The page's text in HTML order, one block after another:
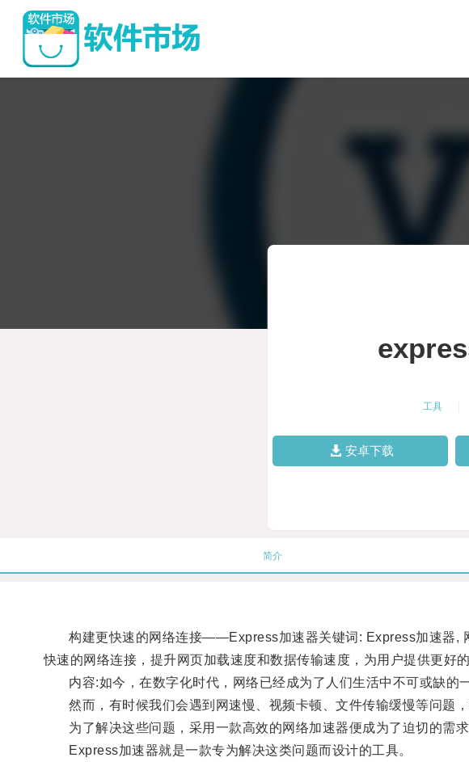
工具
安卓下载
简介
构建更快速的网络连接——Express加速器关键词: Express加速器,
快速的网络连接，提升网页加载速度和数据传输速度，为用户提供更好的
内容:如今，在数字化时代，网络已经成为了人们生活中不可或缺的一
然而，有时候我们会遇到网速慢、视频卡顿、文件传输缓慢等问题，
为了解决这些问题，采用一款高效的网络加速器便成为了迫切的需求
Express加速器就是一款专为解决这类问题而设计的工具。